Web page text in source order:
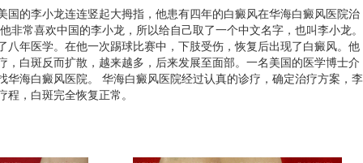
国的李小龙连连竖起大拇指，他患有四年的白癜风在华海白癜风医院治
非常喜欢中国的李小龙，所以给自己取了一个中文名字，也叫李小龙。
八年医学。在他一次踢球比赛中，下肢受伤，恢复后出现了白癜风。他
，白斑反而扩散，越来越多，后来发展至面部。一名美国的医学博士介
华海白癜风医院。 华海白癜风医院经过认真的诊疗，确定治疗方案，李
，白斑完全恢复正常。